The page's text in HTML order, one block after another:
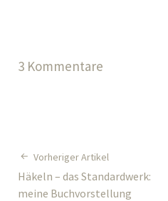
3 Kommentare
Vorheriger Artikel
Häkeln – das Standardwerk:
meine Buchvorstellung